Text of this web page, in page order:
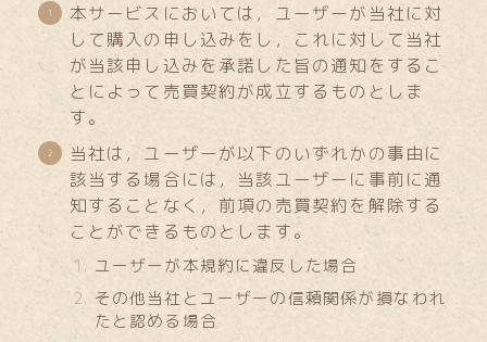
本サービスにおいては，ユーザーが当社に対
して購入の申し込みをし，これに対して当社
が当該申し込みを承諾した旨の通知をするこ
とによって売買契約が成立するものとしま
す。
当社は，ユーザーが以下のいずれかの事由に
該当する場合には，当該ユーザーに事前に通
知することなく，前項の売買契約を解除する
ことができるものとします。
ユーザーが本規約に違反した場合
その他当社とユーザーの信頼関係が損なわれ
たと認める場合